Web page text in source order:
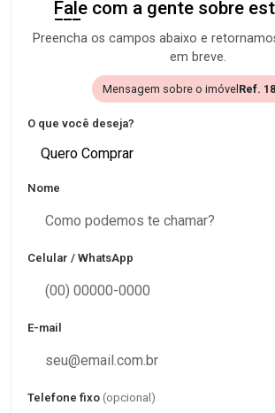
Fale com a gente sobre
Preencha os campos abaixo e
em breve.
Mensagem sobre o imóvel Ref.
O que você deseja?
Quero Comprar
Nome
Celular / WhatsApp
E-mail
Telefone fixo (opcional)